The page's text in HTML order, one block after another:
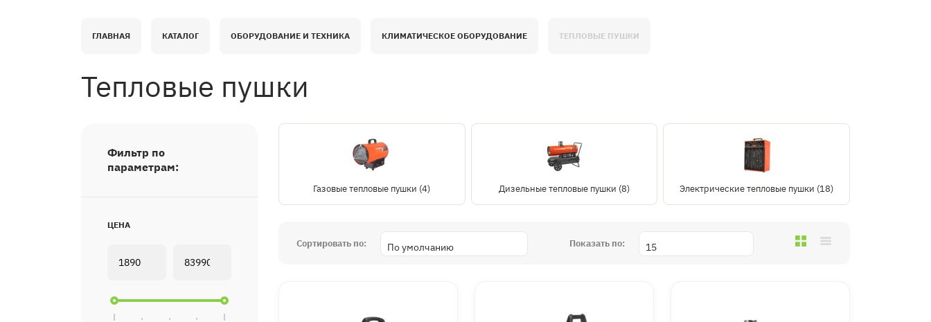
ГЛАВНАЯ КАТАЛОГ ОБОРУДОВАНИЕ И ТЕХНИКА КЛИМАТИЧЕСКОЕ ОБОРУДОВАНИЕ ТЕПЛОВЫЕ ПУШКИ
Тепловые пушки
Фильтр по
параметрам:
ЦЕНА
Газовые тепловые пушки (4) Дизельные тепловые пушки (8) Электрические тепловые пушки (18)
Сортировать по: Показать по: